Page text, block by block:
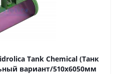
Tank Chemical (Танк
вариант/510х6050мм